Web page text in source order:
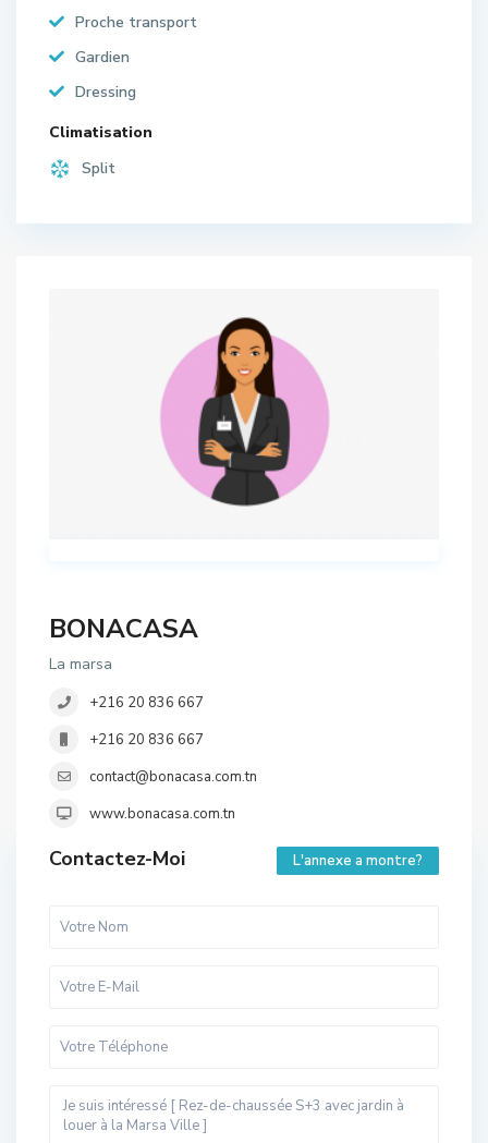
Proche transport
Gardien
Dressing
Climatisation
Split
BONACASA
La marsa
+216 20 836 667
+216 20 836 667
contact@bonacasa.com.tn
www.bonacasa.com.tn
Contactez-Moi L'annexe a montre?